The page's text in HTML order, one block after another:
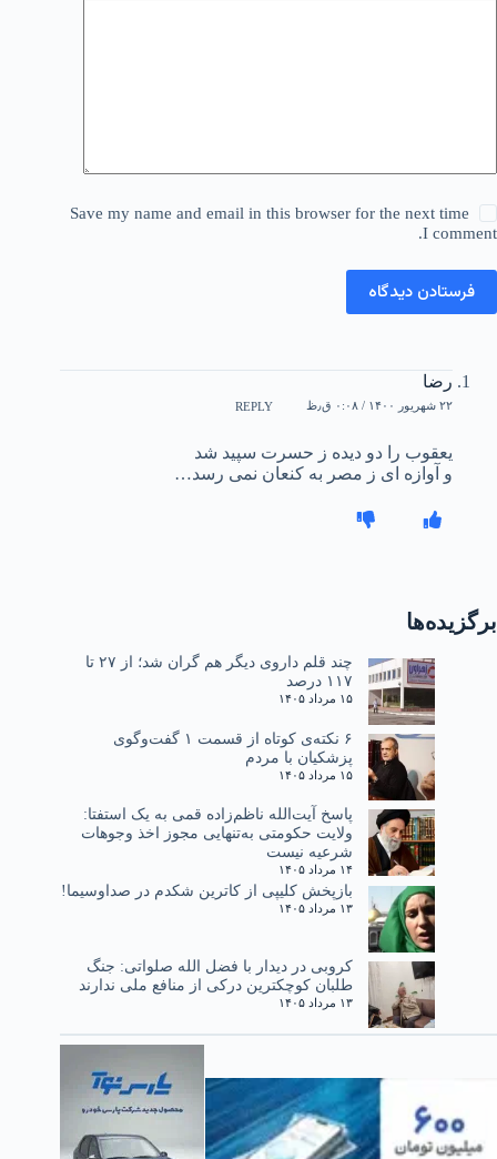
Save my name and email in this browser for the next time
I comment.
فرستادن دیدگاه
رضا
۲۲ شهریور ۱۴۰۰ / ۰:۰۸ ق٫ظ REPLY
یعقوب را دو دیده ز حسرت سپید شد
و آوازه ای ز مصر به کنعان نمی رسد…
برگزیده‌ها
چند قلم داروی دیگر هم گران شد؛ از ۲۷ تا
۱۱۷ درصد
۱۵ مرداد ۱۴۰۵
۶ نکته‌ی کوتاه از قسمت ۱ گفت‌وگوی
پزشکیان با مردم
۱۵ مرداد ۱۴۰۵
پاسخ آیت‌الله ناظم‌زاده قمی به یک استفتا:
ولایت حکومتی به‌تنهایی مجوز اخذ وجوهات
شرعیه نیست
۱۴ مرداد ۱۴۰۵
بازپخش کلیپی از کاترین شکدم در صداوسیما!
۱۳ مرداد ۱۴۰۵
کروبی در دیدار با فضل الله صلواتی: جنگ
طلبان کوچکترین درکی از منافع ملی ندارند
۱۳ مرداد ۱۴۰۵